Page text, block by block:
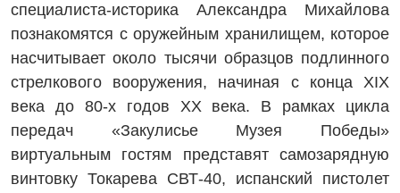
специалиста-историка Александра Михайлова
познакомятся с оружейным хранилищем, которое
насчитывает около тысячи образцов подлинного
стрелкового вооружения, начиная с конца XIX
века до 80-х годов XX века. В рамках цикла
передач «Закулисье Музея Победы»
виртуальным гостям представят самозарядную
винтовку Токарева СВТ-40, испанский пистолет